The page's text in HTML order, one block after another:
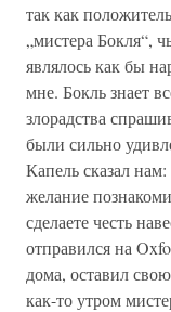
так как
„мистера Бокля“,
являлось как бы
мне. Бокль знает
злорадства
были сильно
Капель сказал
желание
сделаете честь
отправился на
дома, оставил
как-то утром